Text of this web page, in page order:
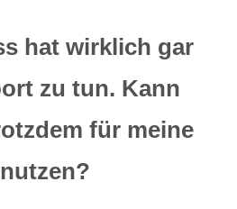
hat wirklich gar
zu tun. Kann
für meine